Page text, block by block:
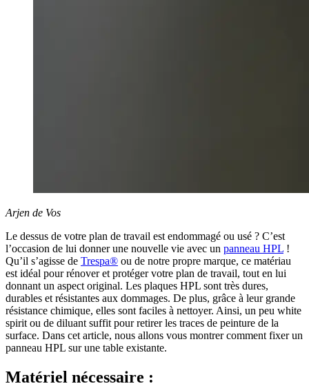
Arjen de Vos
Le dessus de votre plan de travail est endommagé ou usé ? C’est
l’occasion de lui donner une nouvelle vie avec un panneau HPL !
Qu’il s’agisse de Trespa® ou de notre propre marque, ce matériau
est idéal pour rénover et protéger votre plan de travail, tout en lui
donnant un aspect original. Les plaques HPL sont très dures,
durables et résistantes aux dommages. De plus, grâce à leur grande
résistance chimique, elles sont faciles à nettoyer. Ainsi, un peu white
spirit ou de diluant suffit pour retirer les traces de peinture de la
surface. Dans cet article, nous allons vous montrer comment fixer un
panneau HPL sur une table existante.
Matériel nécessaire :